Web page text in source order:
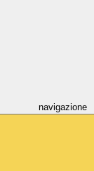
navigazione